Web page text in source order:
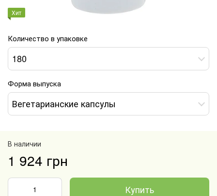
Хит
Количество в упаковке
180
Форма выпуска
Вегетарианские капсулы
В наличии
1 924 грн
Купить